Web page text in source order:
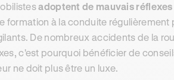
adoptent de mauvais réflexes
formation à la conduite
De nombreux accidents de la
c'est pourquoi bénéficier de
ne doit plus être un luxe.